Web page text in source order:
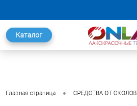
Каталог
Главная страница • СРЕДСТВА ОТ СКОЛОВ